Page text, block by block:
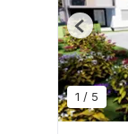
1 / 5
Previous